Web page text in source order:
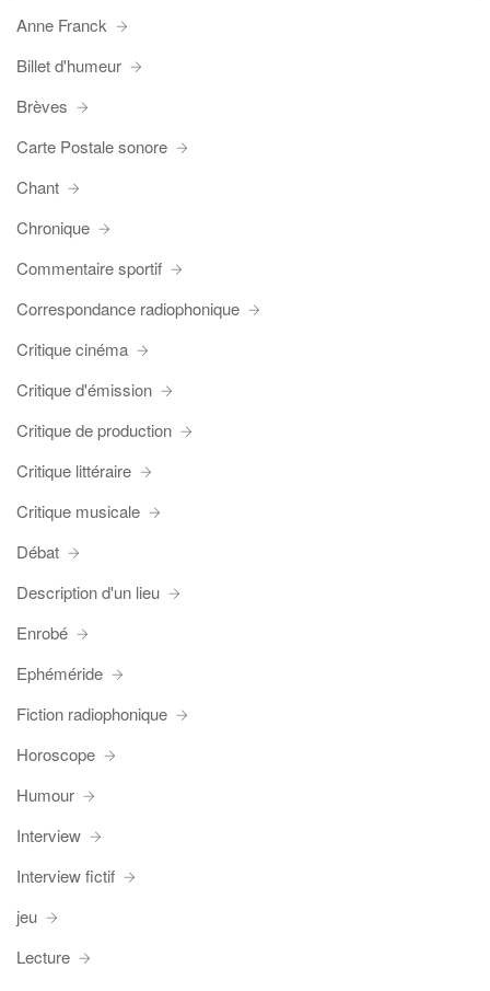
Anne Franck
Billet d'humeur
Brèves
Carte Postale sonore
Chant
Chronique
Commentaire sportif
Correspondance radiophonique
Critique cinéma
Critique d'émission
Critique de production
Critique littéraire
Critique musicale
Débat
Description d'un lieu
Enrobé
Ephéméride
Fiction radiophonique
Horoscope
Humour
Interview
Interview fictif
jeu
Lecture